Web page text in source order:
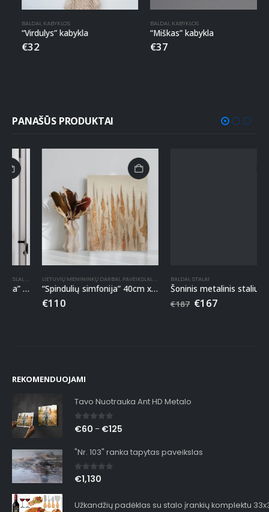
BALDAI,KABYKLOS
“Virdulys” kabykla
32
BALDAI,KABYKLOS
“Miškas” kabykla
37
PANAŠŪS PRODUKTAI
TAPYTI PAVEIKSLAI
LIETUVIŲ MENININKŲ DARBAI,PAVEIKSLAI ,RANKA TAPYTI PAVEIKSLAI
“Spindulių simfonija” 40cm x 50cm ranka tapytas paveikslas
BALDAI STALAI
Šoninis metalinis staliukas “Hekla”
167
REKOMENDUOJAMI
Tavo Nuotrauka Ant HD Metalo
0out of 5
€60 – €125
"Nr. 103" ranka tapytas paveikslas
0out of 5
€1,130
Užkandžių padėklas su stalo įrankių komplektu